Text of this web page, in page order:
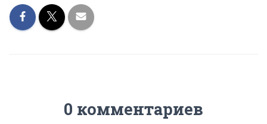
0 комментариев